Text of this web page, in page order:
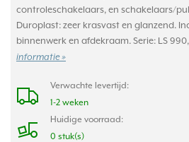
controleschakelaars, en schakelaars/
Duroplast: zeer krasvast en glanzend.
binnenwerk en afdekraam. Serie: LS
informatie »
Verwachte levertijd:
1-2 weken
Huidige voorraad:
0 stuk(s)